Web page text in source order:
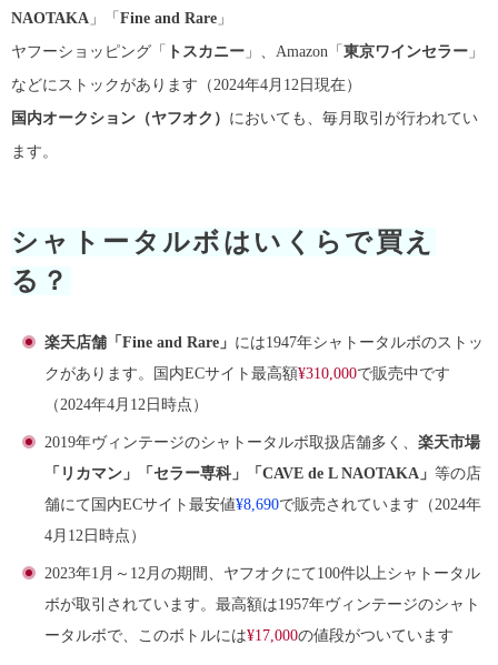
NAOTAKA 」「Fine and Rare 」
ヤフーショッピング「 トスカニー 」、Amazon「東京ワインセラー 」
などにストックがあります（2024年4月12日現在）
国内オークション（ヤフオク） においても、毎月取引が行われてい
ます。
シャトータルボはいくらで買え
る？
楽天店舗「Fine and Rare」 には1947年シャトータルボのストッ
クがあります。国内ECサイト最高額¥310,000で販売中です
（2024年4月12日時点）
2019年ヴィンテージのシャトータルボ取扱店舗多く、 楽天市場
「リカマン」「セラー専科」「CAVE de L NAOTAKA」 等の店
舗にて国内ECサイト最安値¥8,690で販売されています（2024年
4月12日時点）
2023年1月～12月の期間、ヤフオクにて100件以上シャトータル
ボが取引されています。最高額は1957年ヴィンテージのシャト
ータルボで、このボトルには¥17,000の値段がついています